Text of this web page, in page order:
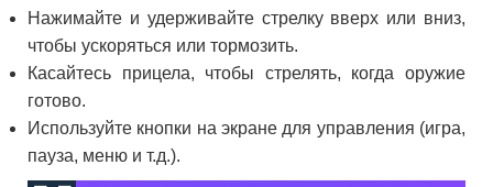
Нажимайте и удерживайте стрелку вверх или вниз,
чтобы ускоряться или тормозить.
Касайтесь прицела, чтобы стрелять, когда оружие
готово.
Используйте кнопки на экране для управления (игра,
пауза, меню и т.д.).